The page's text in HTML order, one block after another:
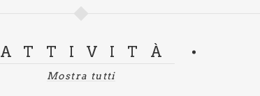
ATTIVITÀ
Mostra tutti